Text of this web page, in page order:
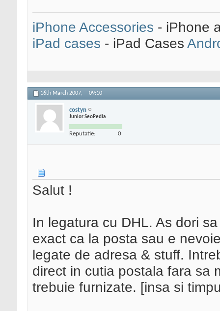
iPhone Accessories - iPhone
iPad cases - iPad Cases
16th March 2007, 09:10
costyn
Junior SeoPedia
Reputatie: 0
Salut !
In legatura cu DHL. As dori
exact ca la posta sau e
legate de adresa & stuff.
direct in cutia postala fara sa
trebuie furnizate. [insa si